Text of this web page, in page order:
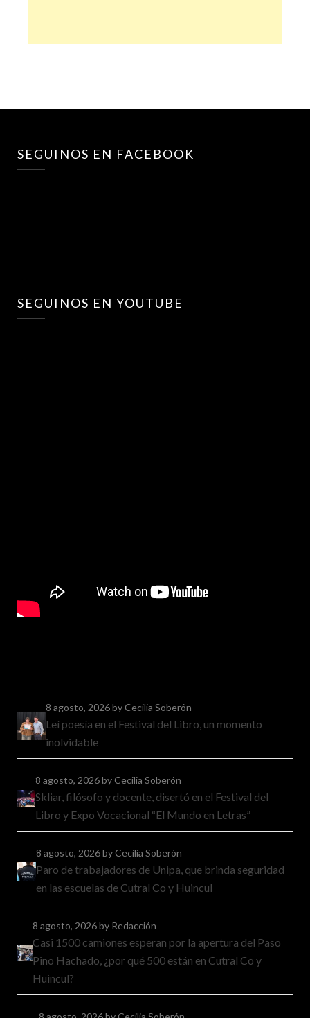
SEGUINOS EN FACEBOOK
SEGUINOS EN YOUTUBE
8 agosto, 2026by Cecilia Soberón
Leí poesía en el Festival del Libro, un momento
inolvidable
8 agosto, 2026by Cecilia Soberón
Skliar, filósofo y docente, disertó en el Festival del
Libro y Expo Vocacional “El Mundo en Letras”
8 agosto, 2026by Cecilia Soberón
Paro de trabajadores de Unipa, que brinda seguridad
en las escuelas de Cutral Co y Huincul
8 agosto, 2026by Redacción
Casi 1500 camiones esperan por la apertura del Paso
Pino Hachado, ¿por qué 500 están en Cutral Co y
Huincul?